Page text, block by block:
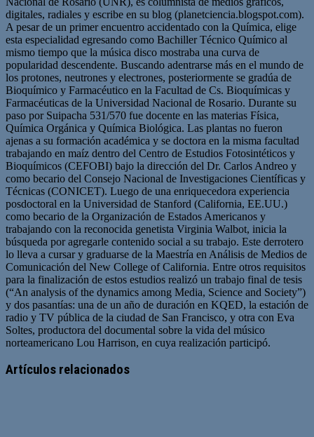
digitales, radiales y escribe en su blog (planetciencia.blogspot.com).
A pesar de un primer encuentro accidentado con la Química, elige
esta especialidad egresando como Bachiller Técnico Químico al
mismo tiempo que la música disco mostraba una curva de
popularidad descendente. Buscando adentrarse más en el mundo de
los protones, neutrones y electrones, posteriormente se gradúa de
Bioquímico y Farmacéutico en la Facultad de Cs. Bioquímicas y
Farmacéuticas de la Universidad Nacional de Rosario. Durante su
paso por Suipacha 531/570 fue docente en las materias Física,
Química Orgánica y Química Biológica. Las plantas no fueron
ajenas a su formación académica y se doctora en la misma facultad
trabajando en maíz dentro del Centro de Estudios Fotosintéticos y
Bioquímicos (CEFOBI) bajo la dirección del Dr. Carlos Andreo y
como becario del Consejo Nacional de Investigaciones Científicas y
Técnicas (CONICET). Luego de una enriquecedora experiencia
posdoctoral en la Universidad de Stanford (California, EE.UU.)
como becario de la Organización de Estados Americanos y
trabajando con la reconocida genetista Virginia Walbot, inicia la
búsqueda por agregarle contenido social a su trabajo. Este derrotero
lo lleva a cursar y graduarse de la Maestría en Análisis de Medios de
Comunicación del New College of California. Entre otros requisitos
para la finalización de estos estudios realizó un trabajo final de tesis
(“An analysis of the dynamics among Media, Science and Society”)
y dos pasantías: una de un año de duración en KQED, la estación de
radio y TV pública de la ciudad de San Francisco, y otra con Eva
Soltes, productora del documental sobre la vida del músico
norteamericano Lou Harrison, en cuya realización participó.
Artículos relacionados